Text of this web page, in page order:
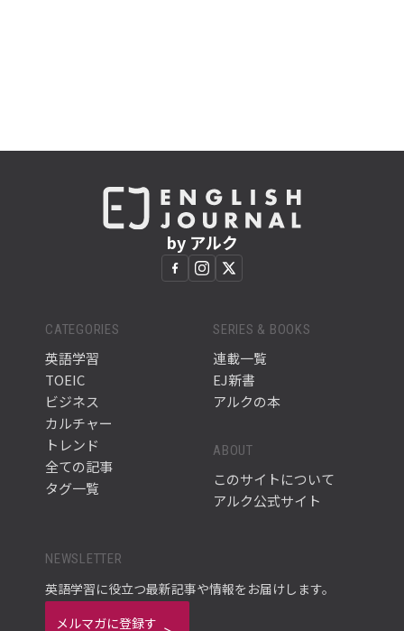
by アルク
CATEGORIES
英語学習
TOEIC
ビジネス
カルチャー
トレンド
全ての記事
タグ一覧
SERIES & BOOKS
連載一覧
EJ新書
アルクの本
ABOUT
このサイトについて
アルク公式サイト
NEWSLETTER
英語学習に役立つ最新記事や情報をお届けします。
メルマガに登録す